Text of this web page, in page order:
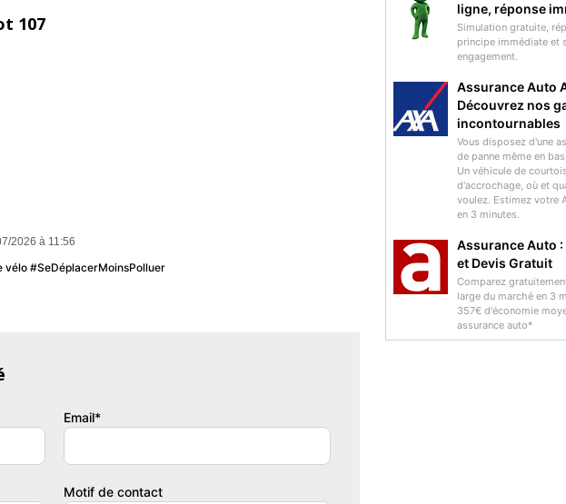
107
2026 à 11:56
vélo #SeDéplacerMoinsPolluer
Email*
Motif de contact
ligne, réponse
Simulation gratuite,
principe immédiate et
engagement.
Assurance Auto
Découvrez nos
incontournables
Vous disposez d'une
de panne même en
Un véhicule de
d'accrochage, où et
voulez. Estimez votre
en 3 minutes.
Assurance Auto
et Devis Gratuit
Comparez
large du marché en 3
357€ d'économie
assurance auto*